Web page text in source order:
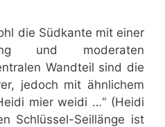
die Südkante mit einer
und moderaten
Wandteil sind die
jedoch mit ähnlichem
mier weidi …“ (Heidi
Schlüssel-Seillänge ist